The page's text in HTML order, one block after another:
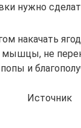
нужно
накачать
мышцы, не
попы и
Источник